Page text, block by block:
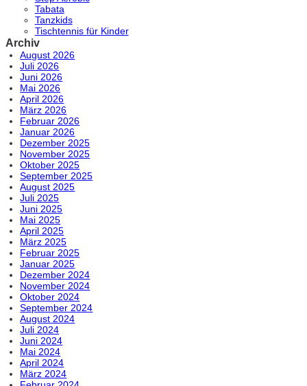
Tabata
Tanzkids
Tischtennis für Kinder
Archiv
August 2026
Juli 2026
Juni 2026
Mai 2026
April 2026
März 2026
Februar 2026
Januar 2026
Dezember 2025
November 2025
Oktober 2025
September 2025
August 2025
Juli 2025
Juni 2025
Mai 2025
April 2025
März 2025
Februar 2025
Januar 2025
Dezember 2024
November 2024
Oktober 2024
September 2024
August 2024
Juli 2024
Juni 2024
Mai 2024
April 2024
März 2024